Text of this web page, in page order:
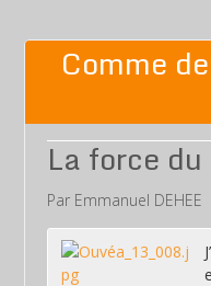
Comme
La force
Par Emmanuel DEHEE